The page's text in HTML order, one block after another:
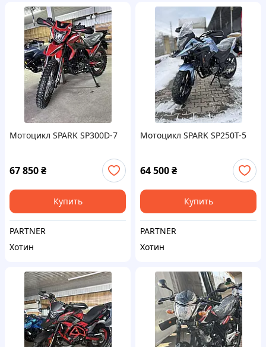
Мотоцикл SPARK SP300D-7
67 850₴
Купить
PARTNER
Хотин
Мотоцикл SPARK SP250T-5
64 500₴
Купить
PARTNER
Хотин